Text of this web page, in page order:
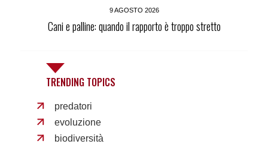
9 AGOSTO 2026
Cani e palline: quando il rapporto è troppo stretto
TRENDING TOPICS
predatori
evoluzione
biodiversità